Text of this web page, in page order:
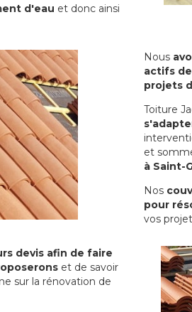
d'eau et donc ainsi
Nous
actifs
projets
Toiture
et
à Saint-
Nos
pour
vos
devis afin de faire
et de savoir
sur la rénovation de